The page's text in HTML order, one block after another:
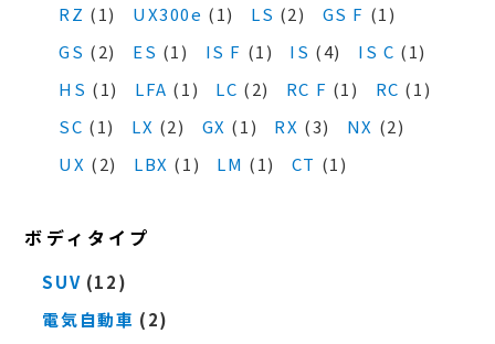
RZ (1) UX300e (1) LS (2) GS F (1)
GS (2) ES (1) IS F (1) IS (4) IS C (1)
HS (1) LFA (1) LC (2) RC F (1) RC (1)
SC (1) LX (2) GX (1) RX (3) NX (2)
UX (2) LBX (1) LM (1) CT (1)
ボディタイプ
SUV (12)
電気自動車 (2)